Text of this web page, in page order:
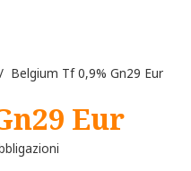
Tf 0,9% Gn29 Eur
Eur